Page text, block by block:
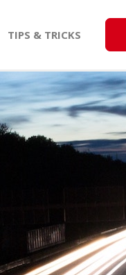
TIPS & TRICKS